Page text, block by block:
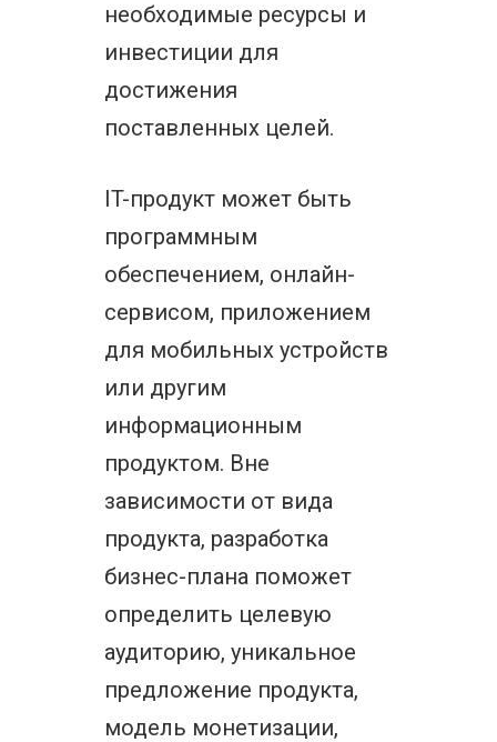
необходимые ресурсы и
инвестиции для
достижения
поставленных целей.
IT-продукт может быть
программным
обеспечением, онлайн-
сервисом, приложением
для мобильных устройств
или другим
информационным
продуктом. Вне
зависимости от вида
продукта, разработка
бизнес-плана поможет
определить целевую
аудиторию, уникальное
предложение продукта,
модель монетизации,